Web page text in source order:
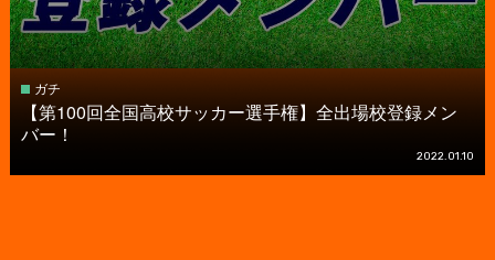
ガチ
【第100回全国高校サッカー選手権】全出場校登録メン
バー！
2022.01.10